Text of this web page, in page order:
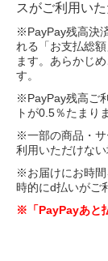
スがご利用い
※PayPay残高決
れる「お支払総
ます。あらかじ
す。
※PayPay残高ご
トが0.5％たまり
※一部の商品・サ
利用いただけない
※お届けにお時間
時的にd払いがご
※「PayPayあと